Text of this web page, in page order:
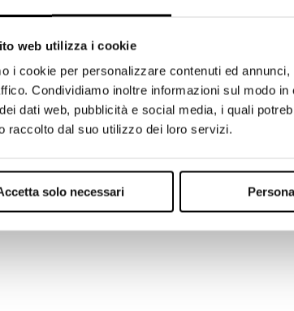
web utilizza i cookie
i cookie per personalizzare contenuti ed
Condividiamo inoltre informazioni sul modo
dati web, pubblicità e social media, i quali
raccolto dal suo utilizzo dei loro servizi.
solo necessari